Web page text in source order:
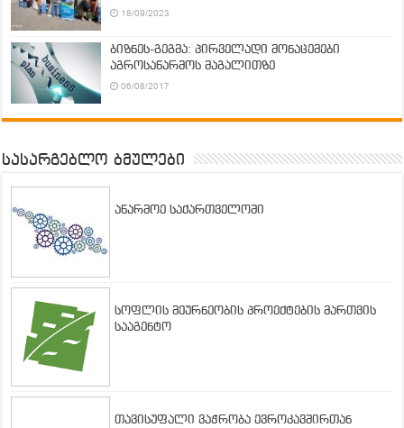
18/09/2023
ბიზნეს-გეგმა: პირველადი მონაცემები
აგროსაწარმოს მაგალითზე
06/08/2017
სასარგებლო ბმულები
აწარმოე საქართველოში
სოფლის მეურნეობის პროექტების მართვის
სააგენტო
თავისუფალი ვაჭრობა ევროკავშირთან